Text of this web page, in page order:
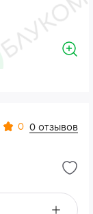
0 0 отзывов